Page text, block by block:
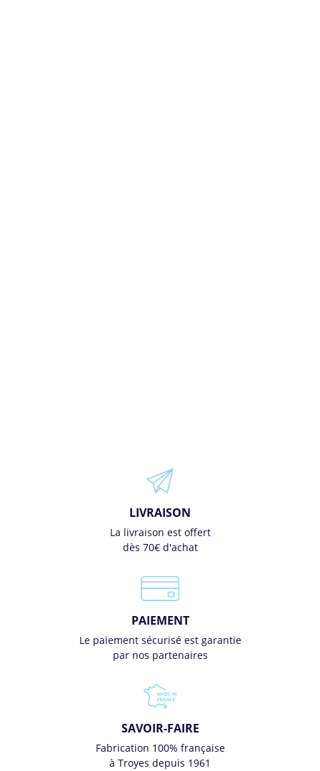
LIVRAISON
La livraison est offert
dès 70€ d'achat
PAIEMENT
Le paiement sécurisé est garantie
par nos partenaires
SAVOIR-FAIRE
Fabrication 100% française
à Troyes depuis 1961